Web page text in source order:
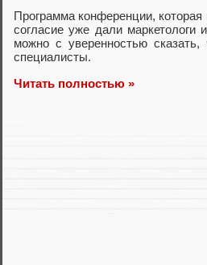
Программа конференции,
согласие уже дали
можно с уверенностью
специалисты.
Читать полностью »